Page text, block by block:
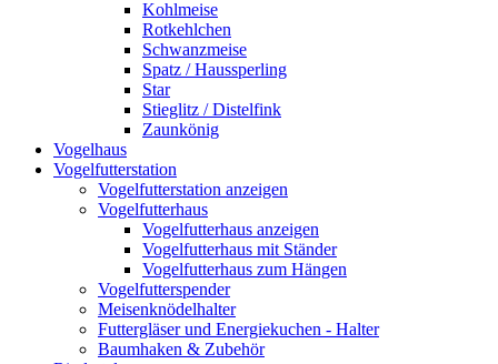
Kohlmeise
Rotkehlchen
Schwanzmeise
Spatz / Haussperling
Star
Stieglitz / Distelfink
Zaunkönig
Vogelhaus
Vogelfutterstation
Vogelfutterstation anzeigen
Vogelfutterhaus
Vogelfutterhaus anzeigen
Vogelfutterhaus mit Ständer
Vogelfutterhaus zum Hängen
Vogelfutterspender
Meisenknödelhalter
Futtergläser und Energiekuchen - Halter
Baumhaken & Zubehör